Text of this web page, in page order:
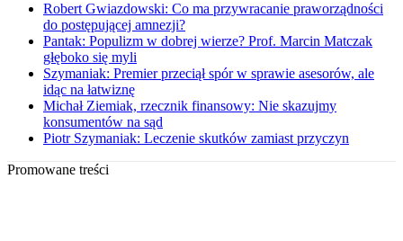
Robert Gwiazdowski: Co ma przywracanie praworządności
do postępującej amnezji?
Pantak: Populizm w dobrej wierze? Prof. Marcin Matczak
głęboko się myli
Szymaniak: Premier przeciął spór w sprawie asesorów, ale
idąc na łatwiznę
Michał Ziemiak, rzecznik finansowy: Nie skazujmy
konsumentów na sąd
Piotr Szymaniak: Leczenie skutków zamiast przyczyn
Promowane treści